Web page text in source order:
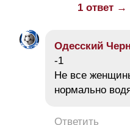
1 ответ →
Одесский
-1
Не все
нормально
Ответить